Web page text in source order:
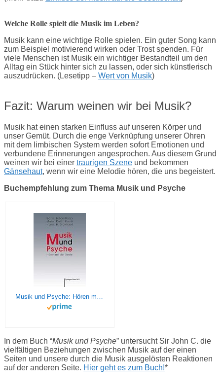
Welche Rolle spielt die Musik im Leben?
Musik kann eine wichtige Rolle spielen. Ein guter Song kann
zum Beispiel motivierend wirken oder Trost spenden. Für
viele Menschen ist Musik ein wichtiger Bestandteil um den
Alltag ein Stück hinter sich zu lassen, oder sich künstlerisch
auszudrücken. (Lesetipp – Wert von Musik)
Fazit: Warum weinen wir bei Musik?
Musik hat einen starken Einfluss auf unseren Körper und
unser Gemüt. Durch die enge Verknüpfung unserer Ohren
mit dem limbischen System werden sofort Emotionen und
verbundene Erinnerungen angesprochen. Aus diesem Grund
weinen wir bei einer traurigen Szene und bekommen
Gänsehaut, wenn wir eine Melodie hören, die uns begeistert.
Buchempfehlung zum Thema Musik und Psyche
Musik und Psyche: Hören mit der Seele
In dem Buch “Musik und Psyche” untersucht Sir John C. die
vielfältigen Beziehungen zwischen Musik auf der einen
Seiten und unsere durch die Musik ausgelösten Reaktionen
auf der anderen Seite. Hier geht es zum Buch!*